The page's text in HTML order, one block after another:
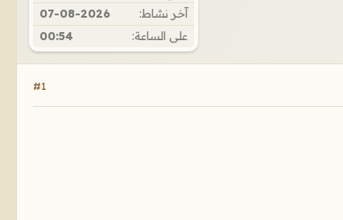
آخر نشاط:
07-08-2026
على الساعة:
00:54
#1